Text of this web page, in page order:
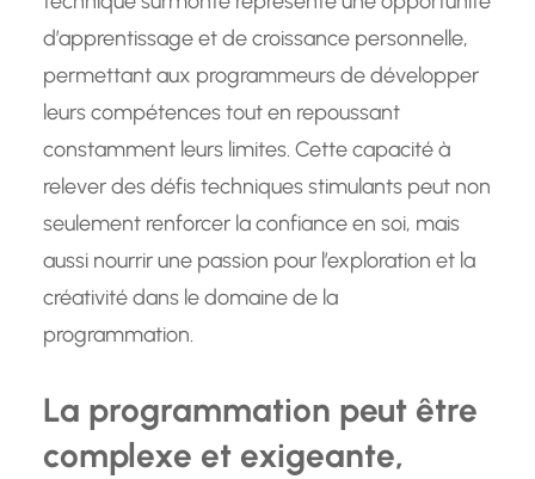
d’apprentissage et de croissance personnelle,
permettant aux programmeurs de développer
leurs compétences tout en repoussant
constamment leurs limites. Cette capacité à
relever des défis techniques stimulants peut non
seulement renforcer la confiance en soi, mais
aussi nourrir une passion pour l’exploration et la
créativité dans le domaine de la
programmation.
La programmation peut être
complexe et exigeante,